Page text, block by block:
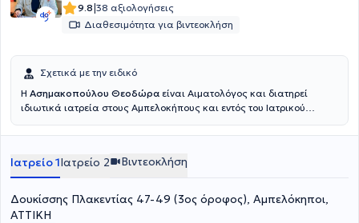
9.8|38 αξιολογήσεις
Διαθεσιμότητα για βιντεοκλήση
Σχετικά με την ειδικό
Η Ασημακοπούλου Θεοδώρα είναι Αιματολόγος και διατηρεί
ιδιωτικά ιατρεία στους Αμπελοκήπους και εντός του Ιατρικού
Σχολής του Εθνικού και Καποδιστριακού Πανεπιστημίου Αθηνών.
Σισμανογλείου Νοσοκομείου επί 15 έτη και ήταν αποκλειστική
υπεύθυνη της Μονάδας Βραχείας Νοσηλείας και του τμήματος
Αυτόλογης Μεταμόσχευσης Μυελού των Οστών. Διετέλεσε, επίσης,
Διευθύντρια της Αιμοδοσίας και του Αιματολογικού τμήματος του
Ιατρείο 1Ιατρείο 2 Βιντεοκλήση
Δουκίσσης Πλακεντίας 47-49 (3ος όροφος), Αμπελόκηποι,
ΑΤΤΙΚΗ